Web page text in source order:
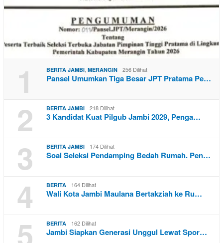
1 BERITA JAMBI, MERANGIN 256 Dilihat
Pansel Umumkan Tiga Besar JPT Pratama Pe…
2 BERITA JAMBI 218 Dilihat
3 Kandidat Kuat Pilgub Jambi 2029, Penga…
3 BERITA JAMBI 174 Dilihat
Soal Seleksi Pendamping Bedah Rumah. Pen…
4 BERITA 164 Dilihat
Wali Kota Jambi Maulana Bertakziah ke Ru…
5 BERITA 162 Dilihat
Jambi Siapkan Generasi Unggul Lewat Spor…